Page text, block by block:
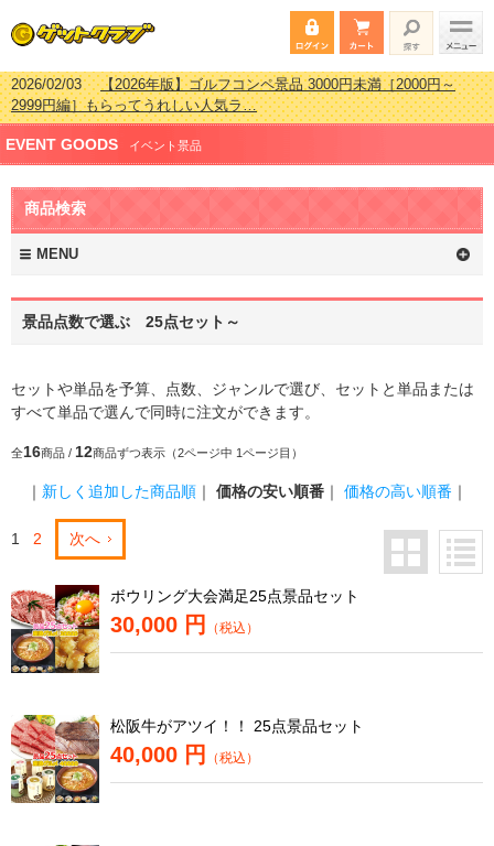
2026/02/03【2026年版】ゴルフコンペ景品 3000円未満［2000円～
2999円編］もらってうれしい人気ラ…
2026/07/15【2026年版】ビンゴゲーム景品おすすめ金額別人気ランキ
ング 更新しました！
2026/04/03【2026年版】ゴルフコンペ景品 3000円未満［2000円～
2999円編］もらってうれしい人気ラ…
2026/02/16
新しました！
EVENT GOODS イベント景品
商品検索
MENU
景品点数で選ぶ 25点セット～
セットや単品を予算、点数、ジャンルで選び、セットと単品または
すべて単品で選んで同時に注文ができます。
全16商品 / 12商品ずつ表示（2ページ中 1ページ目）
｜ 新しく追加した商品順 ｜ 価格の安い順番 ｜ 価格の高い順番 ｜
1 2 次へ
ボウリング大会満足25点景品セット
30,000 円 （税込）
松阪牛がアツイ！！ 25点景品セット
40,000 円 （税込）